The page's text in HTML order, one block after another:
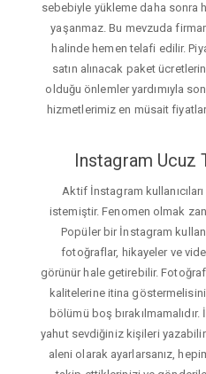
sebebiyle yükleme daha sonra
yaşanmaz. Bu mevzuda
halinde hemen telafi edilir.
satın alınacak paket
olduğu önlemler yardımıyla
hizmetlerimiz en müsait
Instagram Ucuz
Aktif İnstagram
istemiştir. Fenomen olmak
Popüler bir İnstagram
fotoğraflar, hikayeler ve
görünür hale getirebilir.
kalitelerine itina
bölümü boş
yahut sevdiğiniz kişileri
aleni olarak ayarlarsanız,